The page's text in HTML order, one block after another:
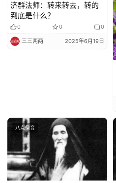
善
佛
教
巡
礼
视
频
八点僧音
济群法师：转来转去，转的
到底是什么？
0 0 0
三三两两 2025年6月19日
八点僧音